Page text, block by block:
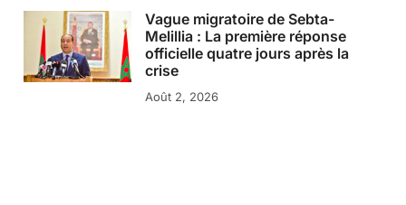
Vague migratoire de Sebta-
Melillia : La première réponse
officielle quatre jours après la
crise
Août 2, 2026